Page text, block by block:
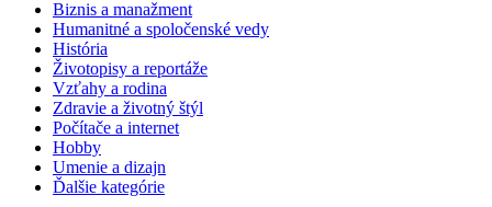
Biznis a manažment
Humanitné a spoločenské vedy
História
Životopisy a reportáže
Vzťahy a rodina
Zdravie a životný štýl
Počítače a internet
Hobby
Umenie a dizajn
Ďalšie kategórie